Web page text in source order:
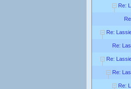
Re:
Re:
Re:
Re:
Re:
Re: